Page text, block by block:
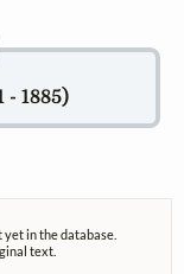
1885)
in the database.
text.